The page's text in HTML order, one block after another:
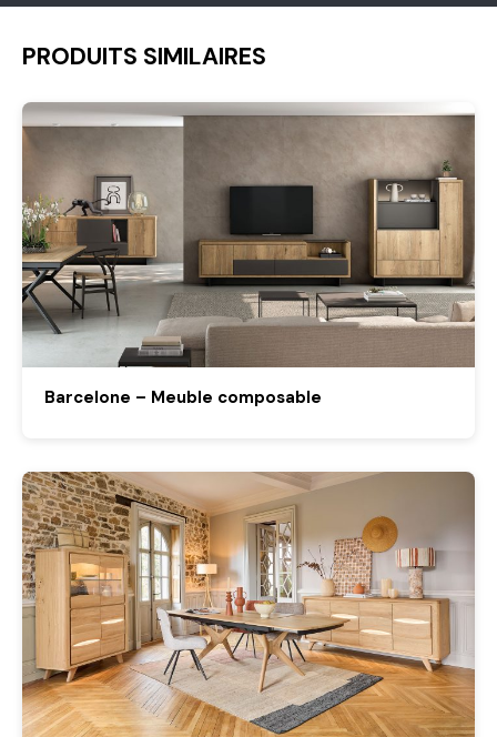
PRODUITS SIMILAIRES
Barcelone – Meuble composable